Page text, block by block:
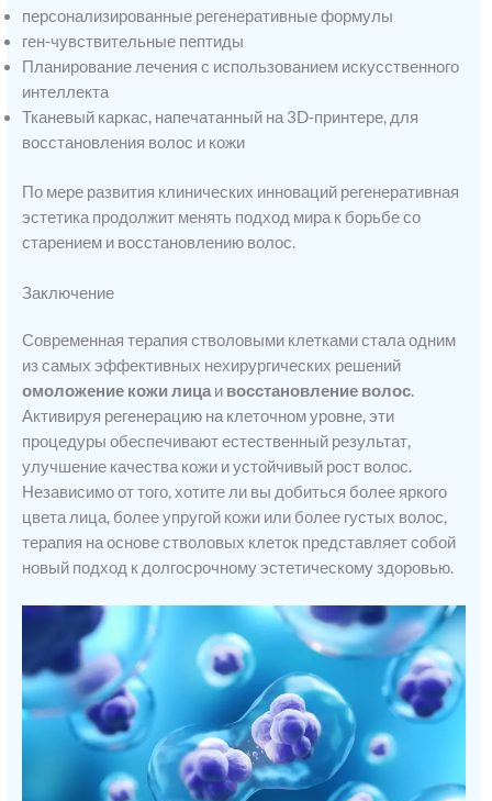
персонализированные регенеративные формулы
ген-чувствительные пептиды
Планирование лечения с использованием искусственного
интеллекта
Тканевый каркас, напечатанный на 3D-принтере, для
восстановления волос и кожи
По мере развития клинических инноваций регенеративная
эстетика продолжит менять подход мира к борьбе со
старением и восстановлению волос.
Заключение
Современная терапия стволовыми клетками стала одним
из самых эффективных нехирургических решений
омоложение кожи лица и восстановление волос.
Активируя регенерацию на клеточном уровне, эти
процедуры обеспечивают естественный результат,
улучшение качества кожи и устойчивый рост волос.
Независимо от того, хотите ли вы добиться более яркого
цвета лица, более упругой кожи или более густых волос,
терапия на основе стволовых клеток представляет собой
новый подход к долгосрочному эстетическому здоровью.